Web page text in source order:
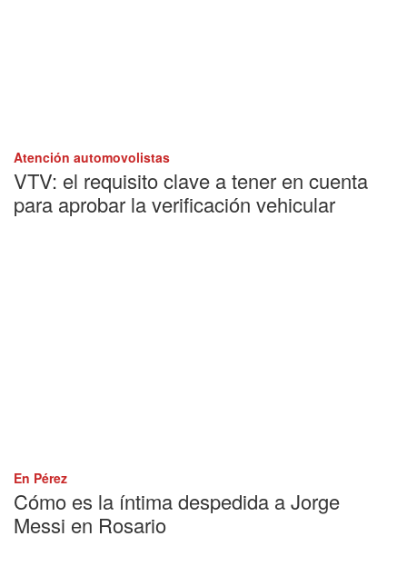
Atención automovolistas
VTV: el requisito clave a tener en cuenta
para aprobar la verificación vehicular
En Pérez
Cómo es la íntima despedida a Jorge
Messi en Rosario